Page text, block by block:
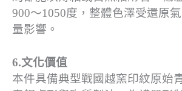
900～1050度，整體色澤受還原
量影響。
6.文化價值
本件具備典型戰國越窯印紋原始